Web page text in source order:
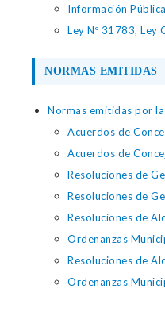
Información
Ley Nº 31783, Ley
NORMAS EMITIDAS
Normas emitidas por
Acuerdos de
Acuerdos de
Resoluciones de
Resoluciones de
Resoluciones de
Ordenanzas
Resoluciones de
Ordenanzas